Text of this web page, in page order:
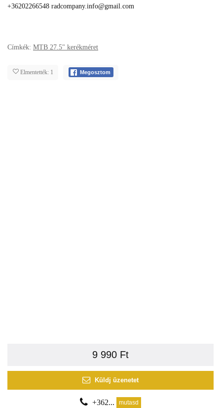
+36202266548 radcompany.info@gmail.com
Címkék: MTB 27.5" kerékméret
Elmentették: 1 Megosztom
9 990 Ft
Küldj üzenetet
+362... mutasd